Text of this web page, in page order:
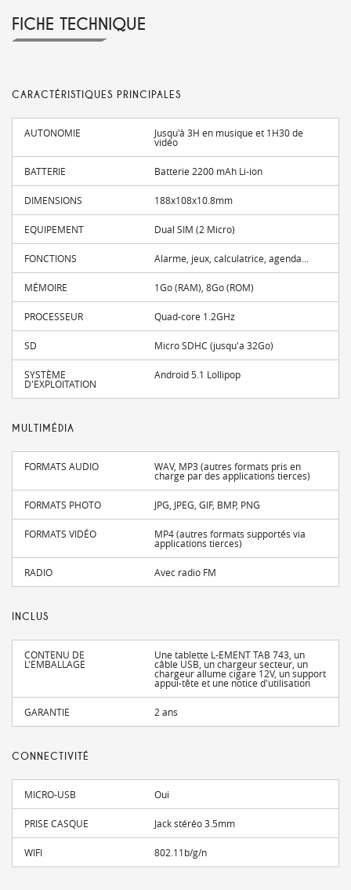
FICHE TECHNIQUE
CARACTÉRISTIQUES PRINCIPALES
AUTONOMIE Jusqu'à 3H en musique et 1H30 de
vidéo
BATTERIE Batterie 2200 mAh Li-ion
DIMENSIONS 188x108x10.8mm
EQUIPEMENT Dual SIM (2 Micro)
FONCTIONS Alarme, jeux, calculatrice, agenda...
MÉMOIRE 1Go (RAM), 8Go (ROM)
PROCESSEUR Quad-core 1.2GHz
SD Micro SDHC (jusqu'a 32Go)
SYSTÈME
D'EXPLOITATION
Android 5.1 Lollipop
MULTIMÉDIA
FORMATS AUDIO WAV, MP3 (autres formats pris en
charge par des applications tierces)
FORMATS PHOTO JPG, JPEG, GIF, BMP, PNG
FORMATS VIDÉO MP4 (autres formats supportés via
applications tierces)
RADIO Avec radio FM
INCLUS
CONTENU DE
L'EMBALLAGE
Une tablette L-EMENT TAB 743, un
câble USB, un chargeur secteur, un
chargeur allume cigare 12V, un support
appui-tête et une notice d'utilisation
GARANTIE 2 ans
CONNECTIVITÉ
MICRO-USB Oui
PRISE CASQUE Jack stéréo 3.5mm
WIFI 802.11b/g/n